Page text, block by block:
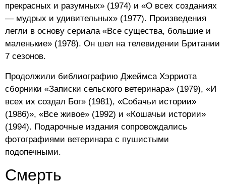
прекрасных и разумных» (1974) и «О всех созданиях
— мудрых и удивительных» (1977). Произведения
легли в основу сериала «Все существа, большие и
маленькие» (1978). Он шел на телевидении Британии
7 сезонов.
Продолжили библиографию Джеймса Хэрриота
сборники «Записки сельского ветеринара» (1979), «И
всех их создал Бог» (1981), «Собачьи истории»
(1986)», «Все живое» (1992) и «Кошачьи истории»
(1994). Подарочные издания сопровождались
фотографиями ветеринара с пушистыми
подопечными.
Смерть